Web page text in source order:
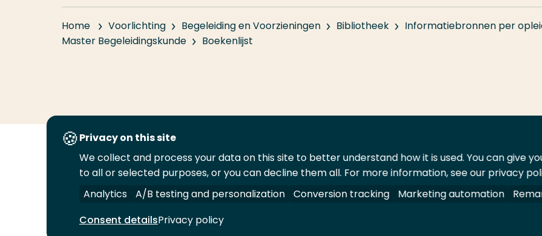
Home Voorlichting Begeleiding en Voorzieningen Bibliotheek
Informatiebronnen per
Master Begeleidingskunde
Boekenlijst
Volg
ons
op
Volg
ons
op
Volg
ons
op
Volg
ons
op
Juridisch Security A-Z Index Contact Leveranciers
© 2026 Hogeschool Rotterdam. Alle rechten voorbehouden.
Privacy on this site
We collect and process your data on this site to better understand how it is used. You can give
to all or selected purposes, or you can decline them all. For more information, see our privacy
Analytics
A/B testing and personalization Conversion tracking Marketing automation
Consent detailsPrivacy policy